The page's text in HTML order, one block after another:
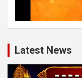
Latest News